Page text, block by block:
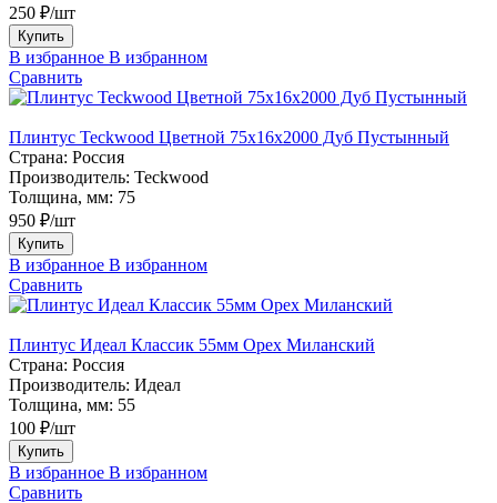
250 ₽/шт
Купить
В избранное В избранном
Сравнить
Плинтус Teckwood Цветной 75х16х2000 Дуб Пустынный
Страна: Россия
Производитель: Teckwood
Толщина, мм: 75
950 ₽/шт
Купить
В избранное В избранном
Сравнить
Плинтус Идеал Классик 55мм Орех Миланский
Страна: Россия
Производитель: Идеал
Толщина, мм: 55
100 ₽/шт
Купить
В избранное В избранном
Сравнить